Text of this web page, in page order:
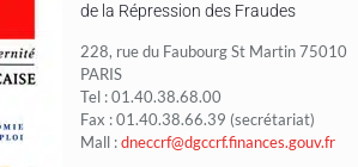
de la Répression des Fraudes
228, rue du Faubourg St Martin 75010
PARIS
Tel : 01.40.38.68.00
Fax : 01.40.38.66.39 (secrétariat)
Mall :dneccrf@dgccrf.finances.gouv.fr